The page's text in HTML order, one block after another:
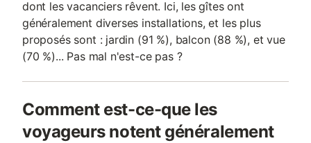
dont les vacanciers rêvent. Ici, les gîtes ont
généralement diverses installations, et les plus
proposés sont : jardin (91 %), balcon (88 %), et vue
(70 %)... Pas mal n'est-ce pas ?
Comment est-ce-que les
voyageurs notent généralement